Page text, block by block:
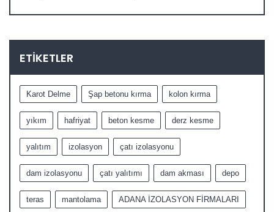
ETIKETLER
Karot Delme Şap betonu kırma kolon kırma
yıkım hafriyat beton kesme derz kesme
yalıtım izolasyon çatı izolasyonu
dam izolasyonu çatı yalıtımı dam akması depo
teras mantolama ADANA İZOLASYON FİRMALARI